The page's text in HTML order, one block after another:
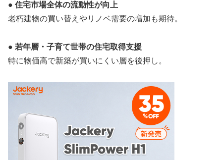
● 住宅市場全体の流動性が向上
老朽建物の買い替えやリノベ需要の増加も期待。
● 若年層・子育て世帯の住宅取得支援
特に物価高で新築が買いにくい層を後押し。